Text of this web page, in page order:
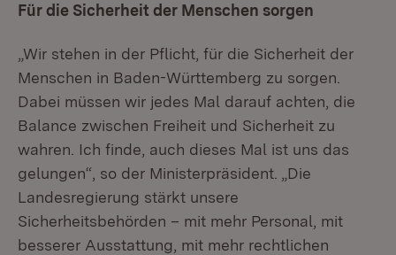
Für die Sicherheit der Menschen sorgen
„Wir stehen in der Pflicht, für die Sicherheit der
Menschen in Baden-Württemberg zu sorgen.
Dabei müssen wir jedes Mal darauf achten, die
Balance zwischen Freiheit und Sicherheit zu
wahren. Ich finde, auch dieses Mal ist uns das
gelungen“, so der Ministerpräsident. „Die
Landesregierung stärkt unsere
Sicherheitsbehörden – mit mehr Personal, mit
besserer Ausstattung, mit mehr rechtlichen